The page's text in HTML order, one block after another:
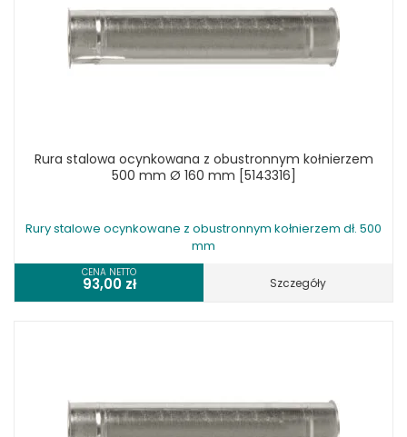
Rura stalowa ocynkowana z obustronnym kołnierzem
500 mm Ø 160 mm [5143316]
Rury stalowe ocynkowane z obustronnym kołnierzem dł. 500
mm
CENA NETTO
93,00 zł Szczegóły